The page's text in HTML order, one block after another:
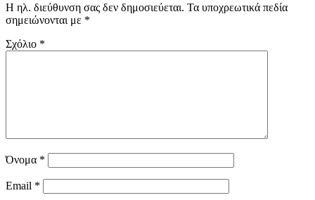
Η ηλ. διεύθυνση σας δεν δημοσιεύεται. Τα υποχρεωτικά πεδία
σημειώνονται με *
Σχόλιο *
Όνομα *
Email *